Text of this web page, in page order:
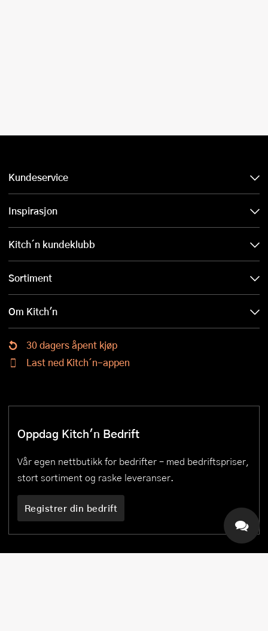
Kundeservice
Inspirasjon
Kitch´n kundeklubb
Sortiment
Om Kitch'n
30 dagers åpent kjøp
Last ned Kitch´n-appen
Oppdag Kitch'n Bedrift
Vår egen nettbutikk for bedrifter – med bedriftspriser,
stort sortiment og raske leveranser.
Registrer din bedrift